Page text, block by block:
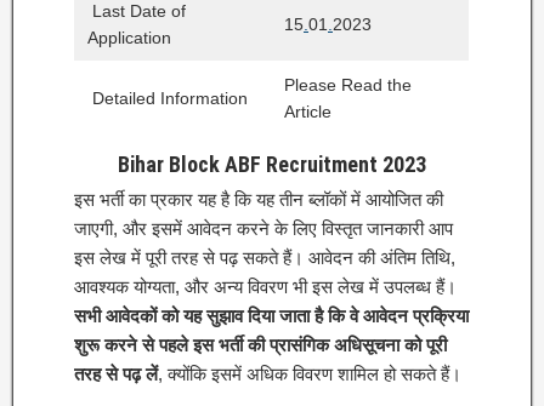
Last Date of
Application
15.01.2023
Detailed Information
Please Read the
Article
Bihar Block ABF Recruitment 2023
इस भर्ती का प्रकार यह है कि यह तीन ब्लॉकों में आयोजित की
जाएगी, और इसमें आवेदन करने के लिए विस्तृत जानकारी आप
इस लेख में पूरी तरह से पढ़ सकते हैं। आवेदन की अंतिम तिथि,
आवश्यक योग्यता, और अन्य विवरण भी इस लेख में उपलब्ध हैं।
सभी आवेदकों को यह सुझाव दिया जाता है कि वे आवेदन प्रक्रिया
शुरू करने से पहले इस भर्ती की प्रासंगिक अधिसूचना को पूरी
तरह से पढ़ लें, क्योंकि इसमें अधिक विवरण शामिल हो सकते हैं।